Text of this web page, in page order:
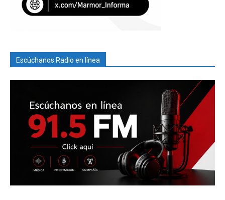
Escúchanos Radio en línea